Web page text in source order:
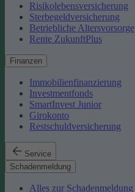
Risikolebensversicherung
Sterbegeldversicherung
Betriebliche Altersvorsorge
Rente ZukunftPlus
Finanzen
Immobilienfinanzierung
Investmentfonds
SmartInvest Junior
Girokonto
Restschuldversicherung
Service
Schadenmeldung
Alles zur Schadenmeldung